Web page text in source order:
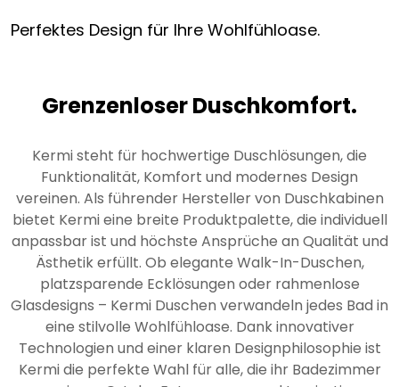
Perfektes Design für Ihre Wohlfühloase.
Grenzenloser Duschkomfort.
Kermi steht für hochwertige Duschlösungen, die
Funktionalität, Komfort und modernes Design
vereinen. Als führender Hersteller von Duschkabinen
bietet Kermi eine breite Produktpalette, die individuell
anpassbar ist und höchste Ansprüche an Qualität und
Ästhetik erfüllt. Ob elegante Walk-In-Duschen,
platzsparende Ecklösungen oder rahmenlose
Glasdesigns – Kermi Duschen verwandeln jedes Bad in
eine stilvolle Wohlfühloase. Dank innovativer
Technologien und einer klaren Designphilosophie ist
Kermi die perfekte Wahl für alle, die ihr Badezimmer